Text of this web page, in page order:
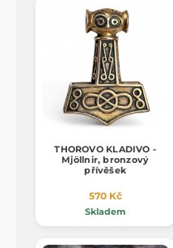
THOROVO KLADIVO -
Mjöllnir, bronzový
přívěšek
570 Kč
Skladem